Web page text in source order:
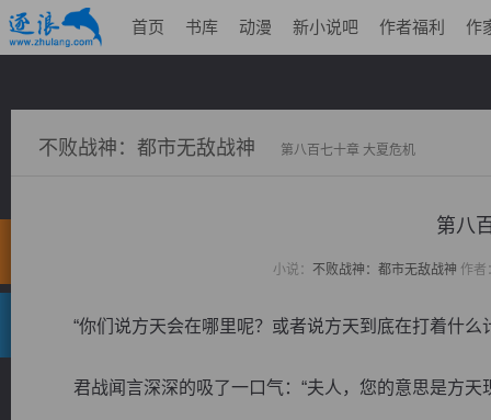
首页 书库 动漫 新小说吧 作者福利 作
不败战神：都市无敌战神 第八百七十章 大夏危机
第八
小说： 不败战神：都市无敌战神 作者
“你们说方天会在哪里呢？或者说方天到底在打着什么
君战闻言深深的吸了一口气：“夫人，您的意思是方天